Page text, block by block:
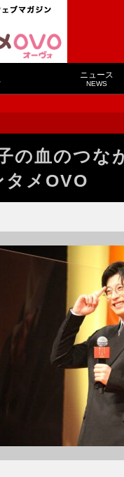
ニュース
NEWS
の血のつな
メOVO